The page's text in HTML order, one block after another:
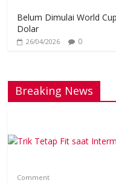
Belum Dimulai World
Dolar
26/04/2026 0
Breaking News
Comment